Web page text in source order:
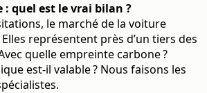
quel est le vrai bilan ?
le marché de la voiture
représentent près d’un tiers des
quelle empreinte carbone ?
est-il valable ? Nous faisons les